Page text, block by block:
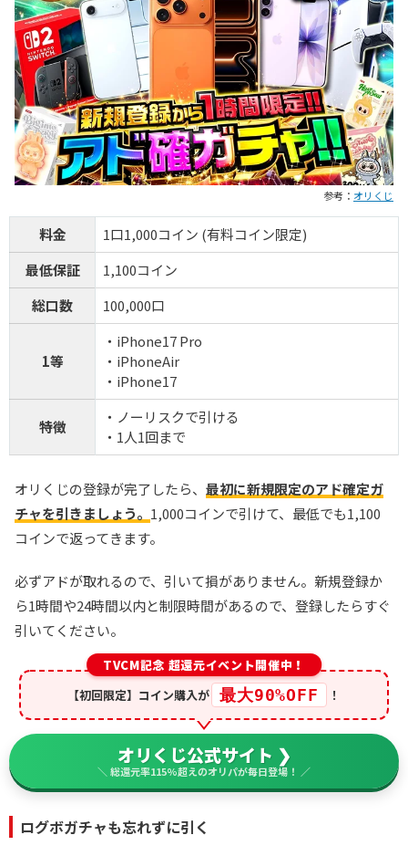
新規登録限定で最大90％OFF
新規限定5種類のアド確が引ける
還元率110%超の限定ガチャが引ける！
TORAオリパ公式サイトを見る
参考： オリくじ
料金
1口1,000コイン (有料コイン限定)
最低保証
1,100コイン
総口数
100,000口
1等
・iPhone17 Pro
・iPhoneAir
・iPhone17
特徴
・ノーリスクで引ける
・1人1回まで
オリくじの登録が完了したら、 最初に新規限定のアド確定ガ
チャを引きましょう。 1,000コインで引けて、最低でも1,100
コインで返ってきます。
必ずアドが取れるので、引いて損がありません。新規登録か
ら1時間や24時間以内と制限時間があるので、登録したらすぐ
引いてください。
TVCM記念 超還元イベント開催中！
【初回限定】コイン購入が 最大90%OFF ！
オリくじ公式サイト ❯
＼ 総還元率115%超えのオリパが毎日登場！ ／
ログボガチャも忘れずに引く